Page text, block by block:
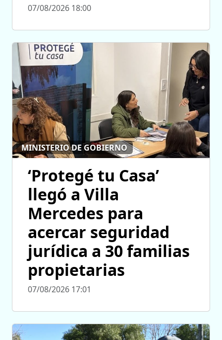
07/08/2026 18:00
MINISTERIO DE GOBIERNO
‘Protegé tu Casa’
llegó a Villa
Mercedes para
acercar seguridad
jurídica a 30 familias
propietarias
07/08/2026 17:01